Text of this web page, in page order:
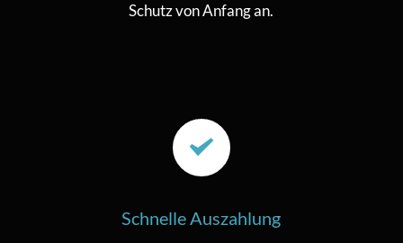
Schutz von Anfang an.
Schnelle Auszahlung